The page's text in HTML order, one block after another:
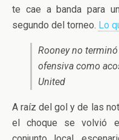
te cae a banda para
segundo del torneo. Lo
Rooney no
ofensiva como
United
A raíz del gol y de las
el choque se volvió